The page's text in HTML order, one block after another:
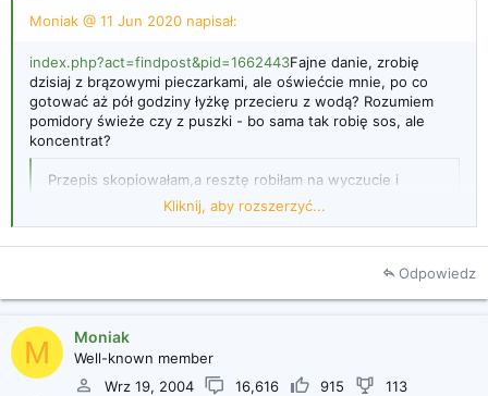
Moniak @ 11 Jun 2020 napisał:
index.php?act=findpost&pid=1662443Fajne danie, zrobię
dzisiaj z brązowymi pieczarkami, ale oświećcie mnie, po co
gotować aż pół godziny łyżkę przecieru z wodą? Rozumiem
pomidory świeże czy z puszki - bo sama tak robię sos, ale
koncentrat?
Przepis skopiowałam,a resztę robiłam na wyczucie i
oczywiście nie trwało to tak długo jak podano w
Kliknij, aby rozszerzyć...
Odpowiedz
M Moniak
Well-known member
Wrz 19, 2004
16,616 915 113